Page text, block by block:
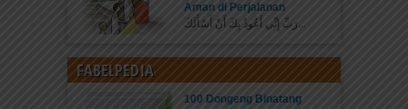
Aman di Perjalanan
رَبِّ إِنِّي أَعُوذُ بِكَ أَنْ أَسْأَلَكَ...
FABELPEDIA
100 Dongeng Binatang